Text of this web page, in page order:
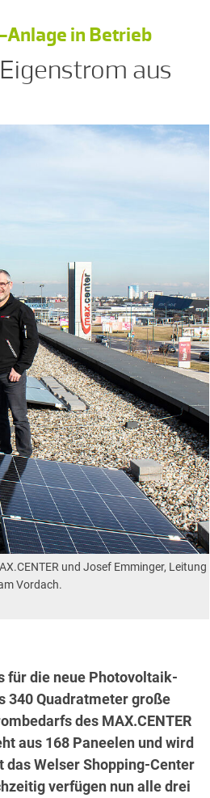
in Betrieb
aus
und Josef Emminger, Leitung
Vordach.
für die neue Photovoltaik-
340 Quadratmeter große
des MAX.CENTER
aus 168 Paneelen und wird
das Welser Shopping-Center
verfügen nun alle drei